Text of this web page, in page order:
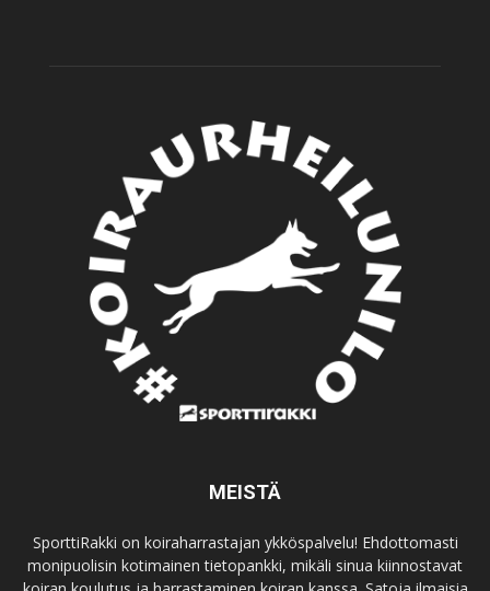
MEISTÄ
SporttiRakki on koiraharrastajan ykköspalvelu! Ehdottomasti
monipuolisin kotimainen tietopankki, mikäli sinua kiinnostavat